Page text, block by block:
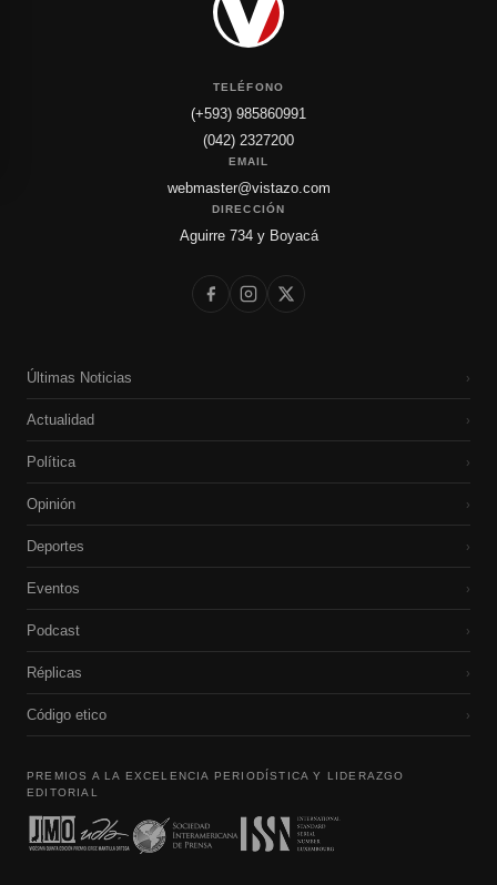
TELÉFONO
(+593) 985860991
(042) 2327200
EMAIL
webmaster@vistazo.com
DIRECCIÓN
Aguirre 734 y Boyacá
Últimas Noticias ›
Actualidad ›
Política ›
Opinión ›
Deportes ›
Eventos ›
Podcast ›
Réplicas ›
Código etico ›
PREMIOS A LA EXCELENCIA PERIODÍSTICA Y LIDERAZGO
EDITORIAL